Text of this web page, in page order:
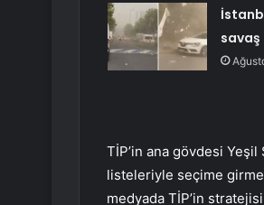
savaş
TİP’in ana gövdesi
listeleriyle seçime girme
medyada TİP’in